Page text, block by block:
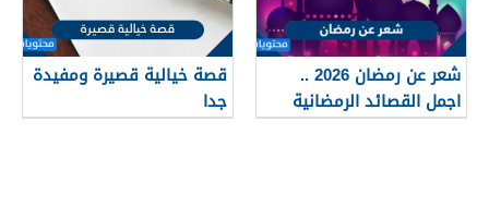
شعر عن رمضان 2026 ..
اجمل القصائد الرمضانية
المختارة 1447
قصة خيالية قصيرة ومفيدة
جدا